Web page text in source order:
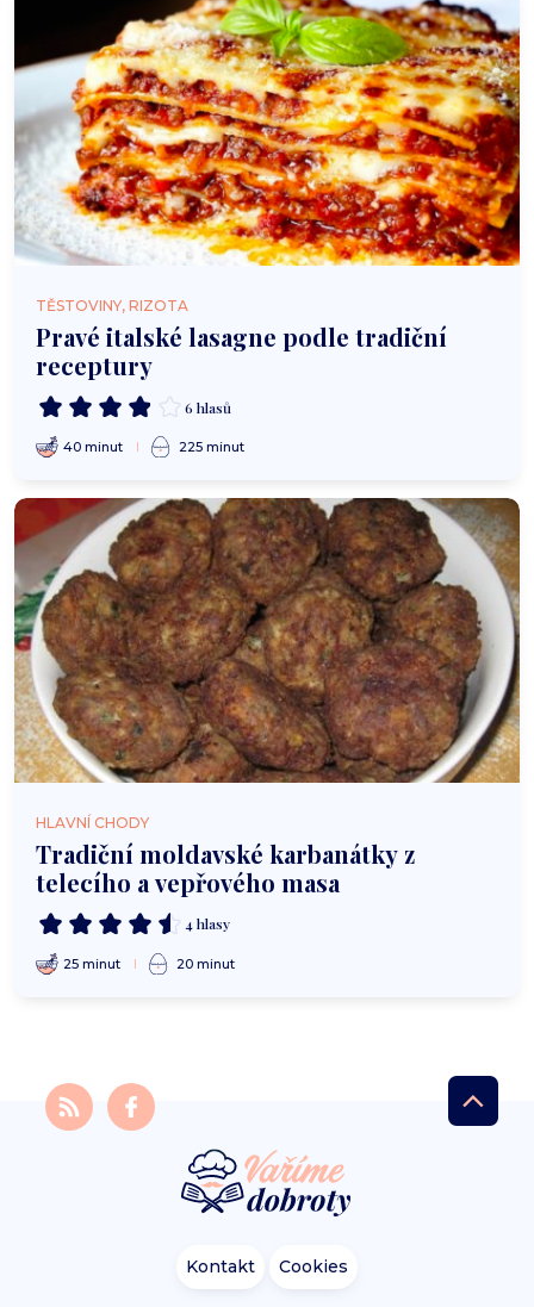
TĚSTOVINY, RIZOTA
Pravé italské lasagne podle tradiční
receptury
6 hlasů
40 minut 225 minut
HLAVNÍ CHODY
Tradiční moldavské karbanátky z
telecího a vepřového masa
4 hlasy
25 minut 20 minut
Kontakt Cookies